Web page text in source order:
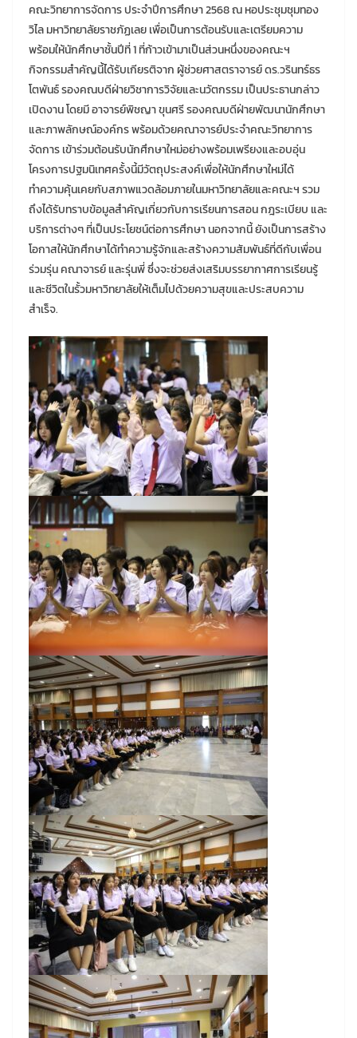
คณะวิทยาการจัดการ ประจำปีการศึกษา 2568 ณ หอประชุมชุมทอง
วิไล มหาวิทยาลัยราชภัฏเลย เพื่อเป็นการต้อนรับและเตรียมความ
พร้อมให้นักศึกษาชั้นปีที่ 1 ที่ก้าวเข้ามาเป็นส่วนหนึ่งของคณะฯ
กิจกรรมสำคัญนี้ได้รับเกียรติจาก ผู้ช่วยศาสตราจารย์ ดร.วรินทร์ธร
โตพันธ์ รองคณบดีฝ่ายวิชาการวิจัยและนวัตกรรม เป็นประธานกล่าว
เปิดงาน โดยมี อาจารย์พิชญา ขุนศรี รองคณบดีฝ่ายพัฒนานักศึกษา
และภาพลักษณ์องค์กร พร้อมด้วยคณาจารย์ประจำคณะวิทยาการ
จัดการ เข้าร่วมต้อนรับนักศึกษาใหม่อย่างพร้อมเพรียงและอบอุ่น
โครงการปฐมนิเทศครั้งนี้มีวัตถุประสงค์เพื่อให้นักศึกษาใหม่ได้
ทำความคุ้นเคยกับสภาพแวดล้อมภายในมหาวิทยาลัยและคณะฯ รวม
ถึงได้รับทราบข้อมูลสำคัญเกี่ยวกับการเรียนการสอน กฎระเบียบ และ
บริการต่างๆ ที่เป็นประโยชน์ต่อการศึกษา นอกจากนี้ ยังเป็นการสร้าง
โอกาสให้นักศึกษาได้ทำความรู้จักและสร้างความสัมพันธ์ที่ดีกับเพื่อน
ร่วมรุ่น คณาจารย์ และรุ่นพี่ ซึ่งจะช่วยส่งเสริมบรรยากาศการเรียนรู้
และชีวิตในรั้วมหาวิทยาลัยให้เต็มไปด้วยความสุขและประสบความ
สำเร็จ.